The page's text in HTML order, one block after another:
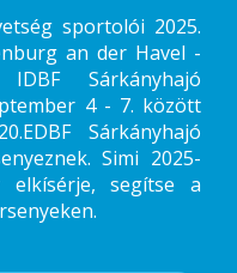
sportolói 2025.
an der Havel -
Sárkányhajó
4 - 7. között
Sárkányhajó
Simi 2025-
segítse a